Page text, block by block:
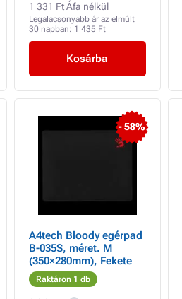
1 331 Ft Áfa nélkül
Legalacsonyabb ár az elmúlt
30 napban: 1 435 Ft
Kosárba
- 58%
A4tech Bloody egérpad
B-035S, méret. M
(350×280mm), Fekete
Raktáron 1 db